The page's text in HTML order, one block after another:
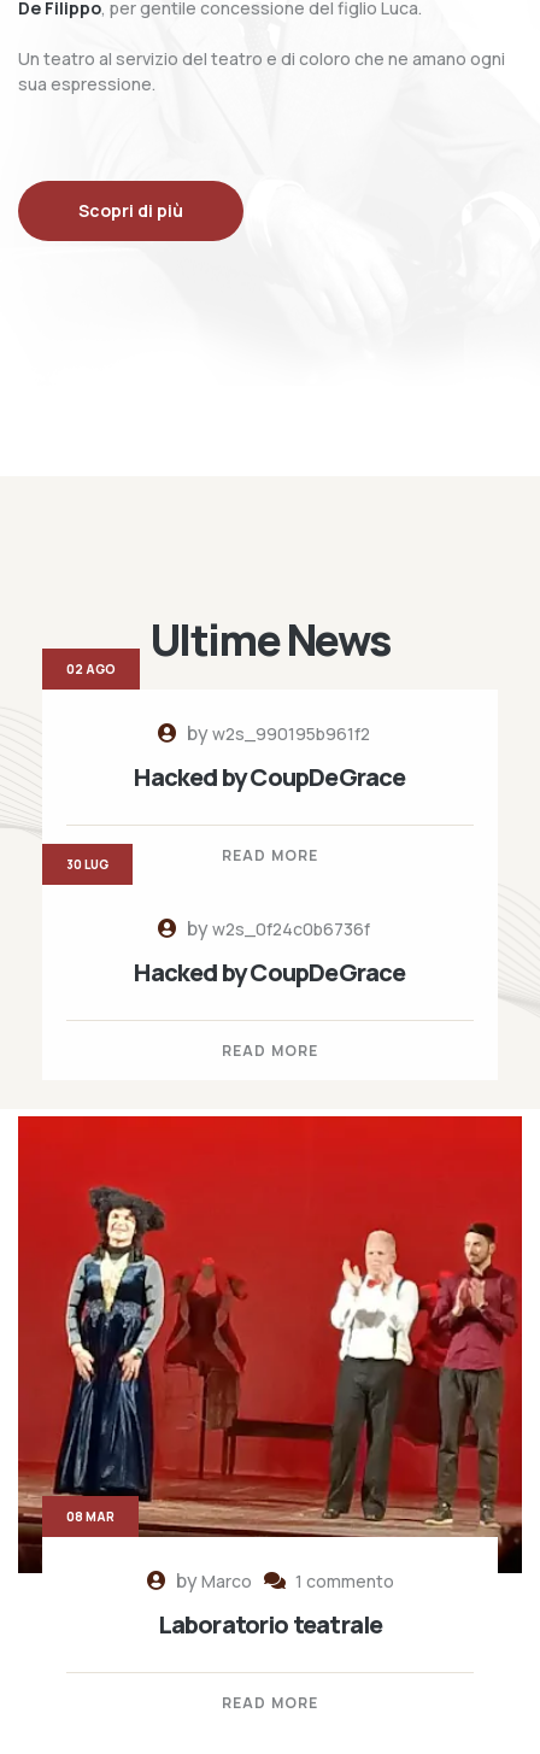
De Filippo, per gentile concessione del figlio Luca.
Un teatro al servizio del teatro e di coloro che ne amano ogni
sua espressione.
Scopri di più
Ultime News
byw2s_990195b961f2
Hacked by CoupDeGrace
READ MORE
02 AGO
byw2s_0f24c0b6736f
Hacked by CoupDeGrace
READ MORE
30 LUG
byMarco 1 commento
Laboratorio teatrale
READ MORE
08 MAR